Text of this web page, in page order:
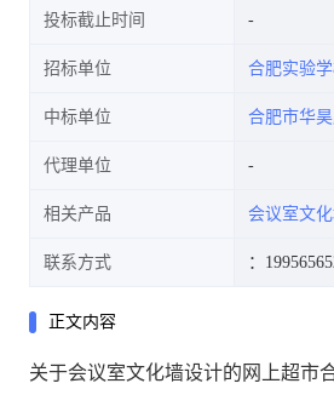
投标截止时间
招标单位 合肥实验
中标单位 合肥市华
代理单位
相关产品 会议室文
联系方式 ：
正文内容
关于会议室文化墙设计的网上超市